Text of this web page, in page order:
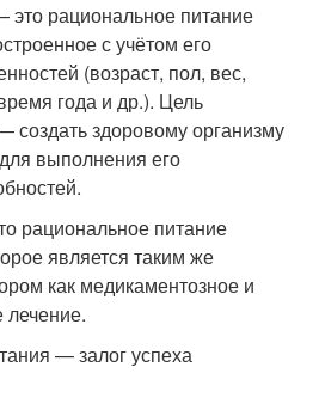
это рациональное питание
с учётом его
(возраст, пол, вес,
года и др.). Цель
создать здоровому организму
выполнения его
рациональное питание
является таким же
как медикаментозное и
лечение.
— залог успеха